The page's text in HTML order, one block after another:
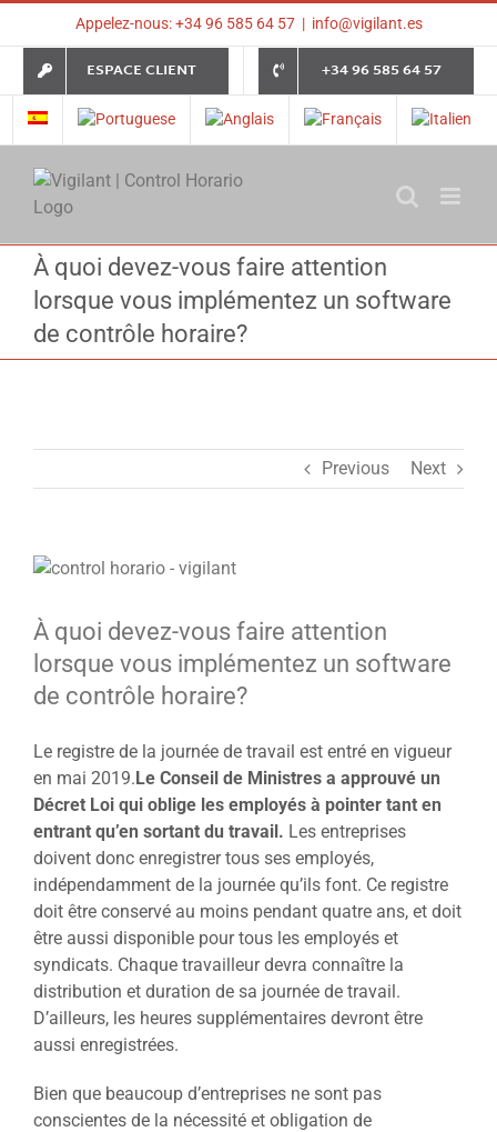
content
Appelez-nous: +34 96 585 64 57 | info@vigilant.es
ESPACE CLIENT +34 96 585 64 57
À quoi devez-vous faire attention
lorsque vous implémentez un software
de contrôle horaire?
Previous Next
View
Image
À quoi devez-vous faire attention
lorsque vous implémentez un software
de contrôle horaire?
Le registre de la journée de travail est entré en vigueur
en mai 2019.Le Conseil de Ministres a approuvé un
Décret Loi qui oblige les employés à pointer tant en
entrant qu’en sortant du travail. Les entreprises
doivent donc enregistrer tous ses employés,
indépendamment de la journée qu’ils font. Ce registre
doit être conservé au moins pendant quatre ans, et doit
être aussi disponible pour tous les employés et
syndicats. Chaque travailleur devra connaître la
distribution et duration de sa journée de travail.
D’ailleurs, les heures supplémentaires devront être
aussi enregistrées.
Bien que beaucoup d’entreprises ne sont pas
conscientes de la nécessité et obligation de